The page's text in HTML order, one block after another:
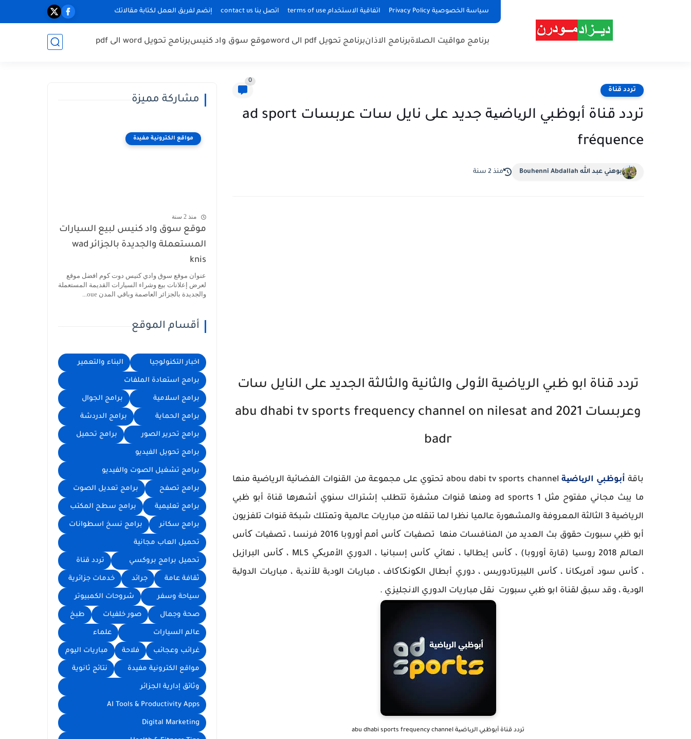
سياسة الخصوصية Privacy Policy اتفاقية الاستخدام terms of use اتصل بنا contact us إنضم لفريق العمل لكتابة مقالاتك
برنامج مواقيت الصلاةبرنامج الاذانبرنامج تحويل pdf الى word موقع سوق واد كنيسبرنامج تحويل word الى pdf
تردد قناة
0
تردد قناة أبوظبي الریاضیة جديد على نايل سات عربسات ad sport
fréquence
بوهني عبد الله Bouhenni Abdallah منذ 2 سنة
تردد قناة ابو ظبي الرياضية الأولى والثانية والثالثة الجديد على النايل سات
وعربسات 2021 abu dhabi tv sports frequency channel on nilesat and
badr
باقة أبوظبي الریاضیة
abou dabi tv sports channel تحتوي على مجموعة من القنوات الفضائية الرياضية منها
ما يبث مجاني مفتوح مثل ad sports 1 ومنها قنوات مشفرة تتطلب إشتراك سنوي أشهرها قناة أبو ظبي
الرياضية 3 الثالثة المعروفة والمشهورة عالميا نظرا لما تنقله من مباريات عالمية وتمتلك شبكة قنوات تلفزيون
أبو ظبي سبورت حقوق بث العديد من المنافسات منها تصفیات کأس أمم أوروبا 2016 فرنسا ، تصفیات کأس
العالم 2018 روسیا (قارة أوروبا) ، کأس إیطالیا ، نهائي کأس إسبانیا ، الدوري الأمریکي MLS ، کأس البرازیل
، کأس سود آمریکانا ، کأس اللیبرتادوریس ، دوري أبطال الکونکاکاف ، مباریات الودیة للأندیة ، مباریات الدولیة
الودیة ، وقد سبق لقناة ابو ظبي سبورت نقل مباريات الدوري الانجليزي .
تردد قناة أبوظبي الریاضیة abu dhabi sports frequency channel
مشاركة مميزة
مواقع الكترونية مفيدة
منذ 2 سنة
موقع سوق واد كنيس لبيع السيارات
المستعملة والجديدة بالجزائر wad
knis
عنوان موقع سوق وادي كنيس دوت كوم افضل موقع
لعرض إعلانات بيع وشراء السيارات القديمة المستعملة
والجديدة بالجزائر العاصمة وباقي المدن oue...
أقسام الموقع
اخبار التكنولوجيا البناء والتعمير
برامج استعادة الملفات
برامج اسلامية برامج الجوال
برامج الحماية برامج الدردشة
برامج تحرير الصور برامج تحميل
برامج تحويل الفيديو
برامج تشغيل الصوت والفيديو
برامج تصفح برامج تعديل الصوت
برامج تعليمية برامج سطح المكتب
برامج سكانر برامج نسخ اسطوانات
تحميل العاب مجانية
تحميل برامج بروكسي تردد قناة
ثقافة عامة جرائد خدمات جزائرية
سياحة وسفر شروحات الكمبيوتر
صحة وجمال صور خلفيات طبخ
عالم السيارات علماء
غرائب وعجائب فلاحة مباريات اليوم
مواقع الكترونية مفيدة نتائج ثانوية
وثائق إدارية الجزائر
AI Tools & Productivity Apps
Digital Marketing